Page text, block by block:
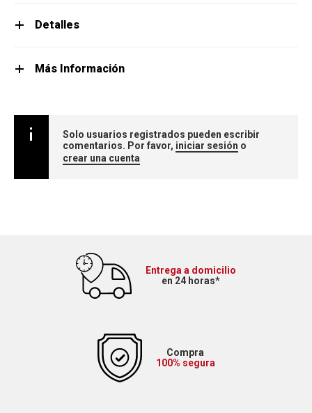
Detalles
Más Información
Solo usuarios registrados pueden escribir
comentarios. Por favor, iniciar sesión o
crear una cuenta
Entrega a domicilio
en 24 horas*
Compra
100% segura